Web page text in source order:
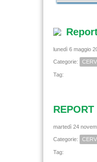
lunedì 6 maggio
Categorie: CERV
Tag:
martedì 24
Categorie: CERV
Tag: